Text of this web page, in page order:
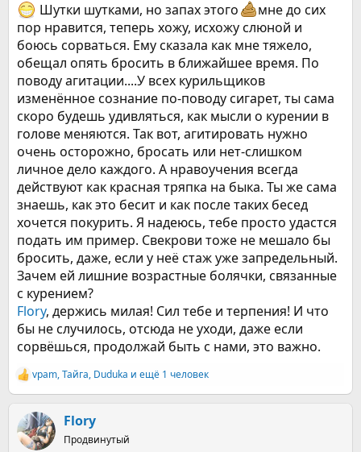
Шутки шутками, но запах этого
мне до сих
пор нравится, теперь хожу, исхожу слюной и
боюсь сорваться. Ему сказала как мне тяжело,
обещал опять бросить в ближайшее время. По
поводу агитации....У всех курильщиков
изменённое сознание по-поводу сигарет, ты сама
скоро будешь удивляться, как мысли о курении в
голове меняются. Так вот, агитировать нужно
очень осторожно, бросать или нет-слишком
личное дело каждого. А нравоучения всегда
действуют как красная тряпка на быка. Ты же сама
знаешь, как это бесит и как после таких бесед
хочется покурить. Я надеюсь, тебе просто удастся
подать им пример. Свекрови тоже не мешало бы
бросить, даже, если у неё стаж уже запредельный.
Зачем ей лишние возрастные болячки, связанные
с курением?
Flory, держись милая! Сил тебе и терпения! И что
бы не случилось, отсюда не уходи, даже если
сорвёшься, продолжай быть с нами, это важно.
Р
е
к
ц
и
vpam,Тайга, Duduka и ещё 1 человек
Flory
Продвинутый